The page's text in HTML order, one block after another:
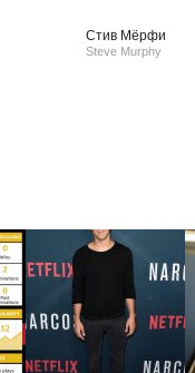
Стив Мёрфи
Steve Murphy